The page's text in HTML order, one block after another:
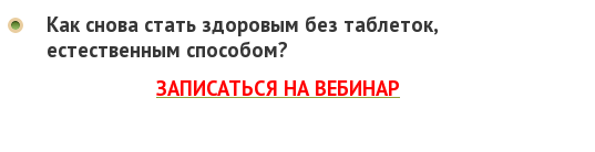
Как снова стать здоровым без таблеток,
естественным способом?
ЗАПИСАТЬСЯ НА ВЕБИНАР